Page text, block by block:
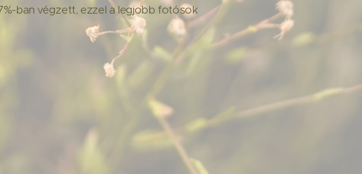
ban végzett, ezzel a legjobb fotósok